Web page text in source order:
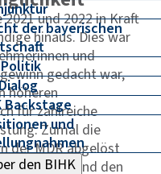
der bayerischen
Politik
Backstage
und
den BIHK
2021 und 2022 in Kraft
hinaus. Dies war
und
gedacht war,
höheren
für zahlreiche
Zumal die
der MDR abgelöst
und den